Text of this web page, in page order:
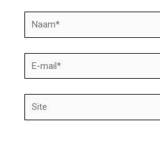
Naam*
E-
mail*
Site